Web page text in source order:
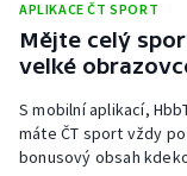
Rychlobruslení
Rychlostní
Short track
APLIKACE ČT SPORT
Mějte celý
velké
S mobilní aplikací,
máte ČT sport vždy
bonusový obsah